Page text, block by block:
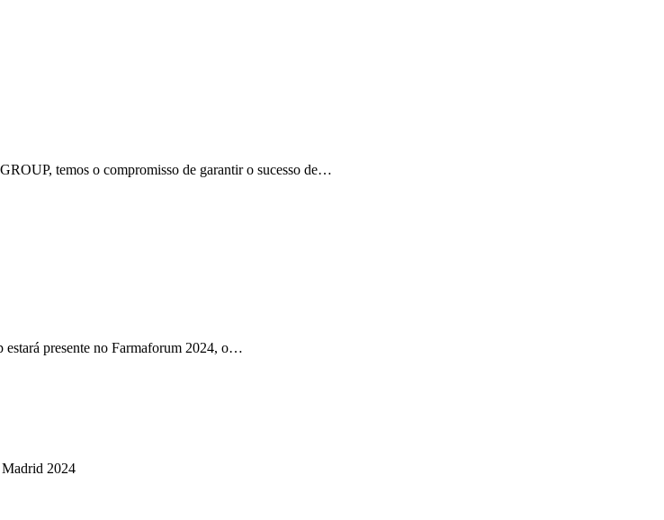
temos o compromisso de garantir o sucesso de…
presente no Farmaforum 2024, o…
Madrid 2024